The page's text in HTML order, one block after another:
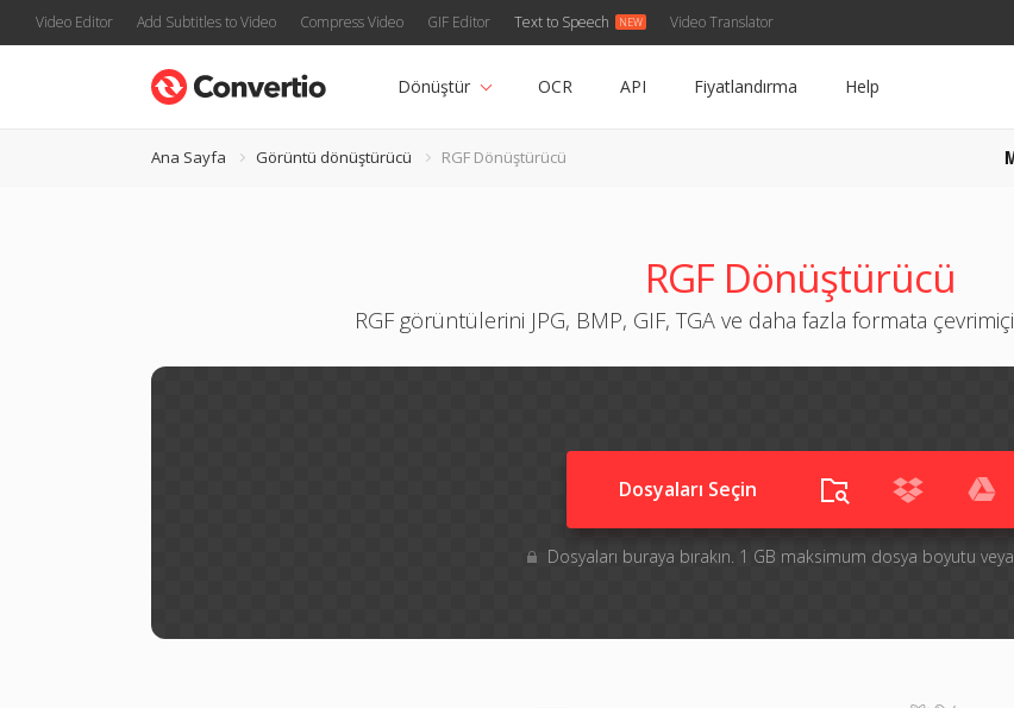
Video Editor Add Subtitles to Video Compress Video GIF Editor Text to Speech Video Translator
Dönüştür OCR API Fiyatlandırma Help
Ana Sayfa Görüntü dönüştürücü RGF Dönüştürücü
RGF Dönüştürücü
RGF görüntülerini JPG, BMP, GIF, TGA ve daha fazla formata
Dosyaları Seçin
Dosyaları buraya bırakın. 1 GB maksimum dosya boyutu veya